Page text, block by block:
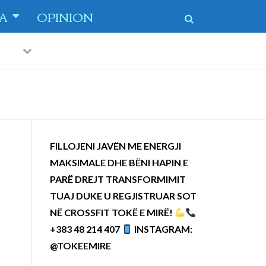
OPINION
-
PreviousNext
FILLOJENI JAVËN ME ENERGJI
MAKSIMALE DHE BËNI HAPIN E
PARË DREJT TRANSFORMIMIT
TUAJ DUKE U REGJISTRUAR SOT
NË CROSSFIT TOKË E MIRË!
+383 48 214 407
INSTAGRAM:
@TOKEEMIRE